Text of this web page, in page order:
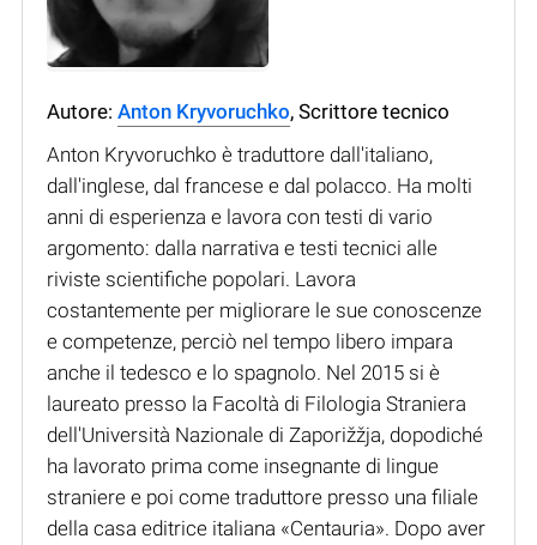
Autore: Anton Kryvoruchko, Scrittore tecnico
Anton Kryvoruchko è traduttore dall'italiano,
dall'inglese, dal francese e dal polacco. Ha molti
anni di esperienza e lavora con testi di vario
argomento: dalla narrativa e testi tecnici alle
riviste scientifiche popolari. Lavora
costantemente per migliorare le sue conoscenze
e competenze, perciò nel tempo libero impara
anche il tedesco e lo spagnolo. Nel 2015 si è
laureato presso la Facoltà di Filologia Straniera
dell'Università Nazionale di Zaporižžja, dopodiché
ha lavorato prima come insegnante di lingue
straniere e poi come traduttore presso una filiale
della casa editrice italiana «Centauria». Dopo aver